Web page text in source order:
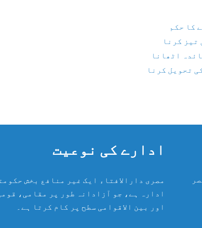
کا حکم
تیز کرنا
اٹھانا
تحویل کرنا
ادارے کی نوعیت
مصری دارالافتاء ایک غیر منافع بخش
ادارہ ہے، جو آزادانہ طور پر مقامی،
اور بین الاقوامی سطح پر کام کرتا ہے۔